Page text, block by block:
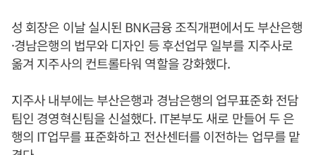
성 회장은 이날 실시된 BNK금융 조직개편에서도 부산은행
·경남은행의 법무와 디자인 등 후선업무 일부를 지주사로
옮겨 지주사의 컨트롤타워 역할을 강화했다.
지주사 내부에는 부산은행과 경남은행의 업무표준화 전담
팀인 경영혁신팀을 신설했다. IT본부도 새로 만들어 두 은
행의 IT업무를 표준화하고 전산센터를 이전하는 업무를 맡